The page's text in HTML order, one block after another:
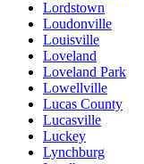
Lordstown
Loudonville
Louisville
Loveland
Loveland Park
Lowellville
Lucas County
Lucasville
Luckey
Lynchburg